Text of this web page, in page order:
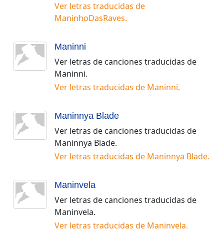
Ver letras traducidas de
ManinhoDasRaves.
Maninni
Ver letras de canciones traducidas de
Maninni.
Ver letras traducidas de Maninni.
Maninnya Blade
Ver letras de canciones traducidas de
Maninnya Blade.
Ver letras traducidas de Maninnya Blade.
Maninvela
Ver letras de canciones traducidas de
Maninvela.
Ver letras traducidas de Maninvela.